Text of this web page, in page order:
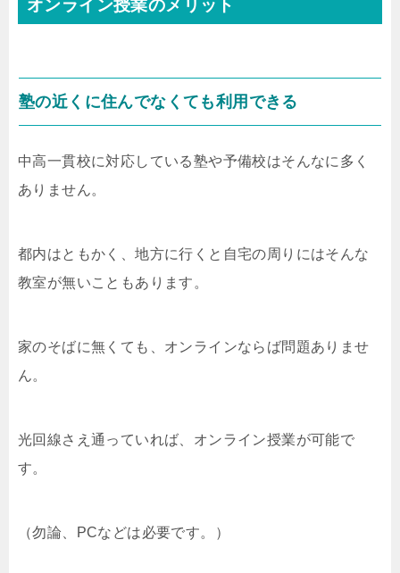
オンライン授業のメリット
塾の近くに住んでなくても利用できる
中高一貫校に対応している塾や予備校はそんなに多く
ありません。
都内はともかく、地方に行くと自宅の周りにはそんな
教室が無いこともあります。
家のそばに無くても、オンラインならば問題ありませ
ん。
光回線さえ通っていれば、オンライン授業が可能で
す。
（勿論、PCなどは必要です。）